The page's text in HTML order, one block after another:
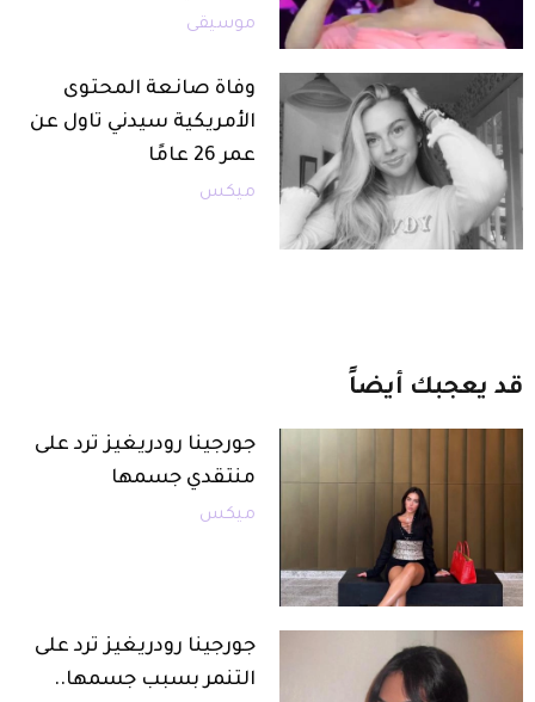
موسيقى
وفاة صانعة المحتوى
الأمريكية سيدني تاول عن
عمر 26 عامًا
ميكس
قد يعجبك أيضاً
جورجينا رودريغيز ترد على
منتقدي جسمها
ميكس
جورجينا رودريغيز ترد على
التنمر بسبب جسمها..